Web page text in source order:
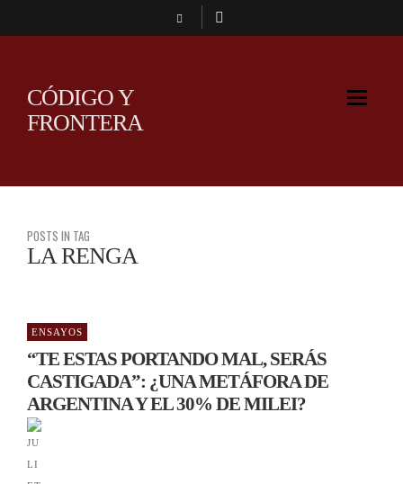
CÓDIGO Y
FRONTERA
POSTS IN TAG
LA RENGA
ENSAYOS
“TE ESTAS PORTANDO MAL, SERÁS
CASTIGADA”: ¿UNA METÁFORA DE
ARGENTINA Y EL 30% DE MILEI?